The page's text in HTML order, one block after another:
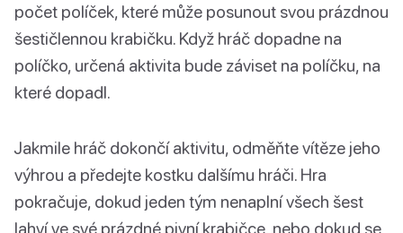
počet políček, které může posunout svou prázdnou
šestičlennou krabičku. Když hráč dopadne na
políčko, určená aktivita bude záviset na políčku, na
které dopadl.
Jakmile hráč dokončí aktivitu, odměňte vítěze jeho
výhrou a předejte kostku dalšímu hráči. Hra
pokračuje, dokud jeden tým nenaplní všech šest
lahví ve své prázdné pivní krabičce, nebo dokud se